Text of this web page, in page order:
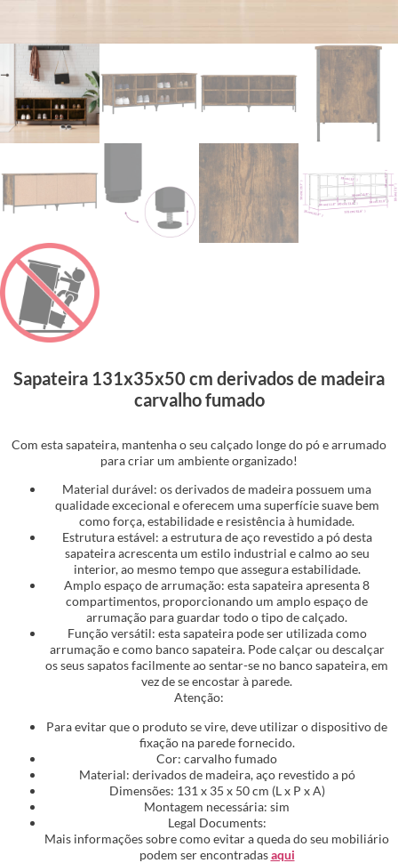
Sapateira 131x35x50 cm derivados de madeira
carvalho fumado
Com esta sapateira, mantenha o seu calçado longe do pó e arrumado
para criar um ambiente organizado!
Material durável: os derivados de madeira possuem uma
qualidade excecional e oferecem uma superfície suave bem
como força, estabilidade e resistência à humidade.
Estrutura estável: a estrutura de aço revestido a pó desta
sapateira acrescenta um estilo industrial e calmo ao seu
interior, ao mesmo tempo que assegura estabilidade.
Amplo espaço de arrumação: esta sapateira apresenta 8
compartimentos, proporcionando um amplo espaço de
arrumação para guardar todo o tipo de calçado.
Função versátil: esta sapateira pode ser utilizada como
arrumação e como banco sapateira. Pode calçar ou descalçar
os seus sapatos facilmente ao sentar-se no banco sapateira, em
vez de se encostar à parede.
Atenção:
Para evitar que o produto se vire, deve utilizar o dispositivo de
fixação na parede fornecido.
Cor: carvalho fumado
Material: derivados de madeira, aço revestido a pó
Dimensões: 131 x 35 x 50 cm (L x P x A)
Montagem necessária: sim
Legal Documents:
Mais informações sobre como evitar a queda do seu mobiliário
podem ser encontradasaqui